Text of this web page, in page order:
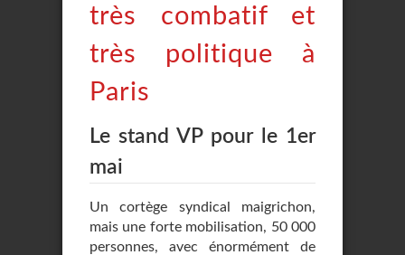
très combatif et
très politique à
Paris
Le stand VP pour le 1er
mai
Un cortège syndical maigrichon,
mais une forte mobilisation, 50 000
personnes, avec énormément de